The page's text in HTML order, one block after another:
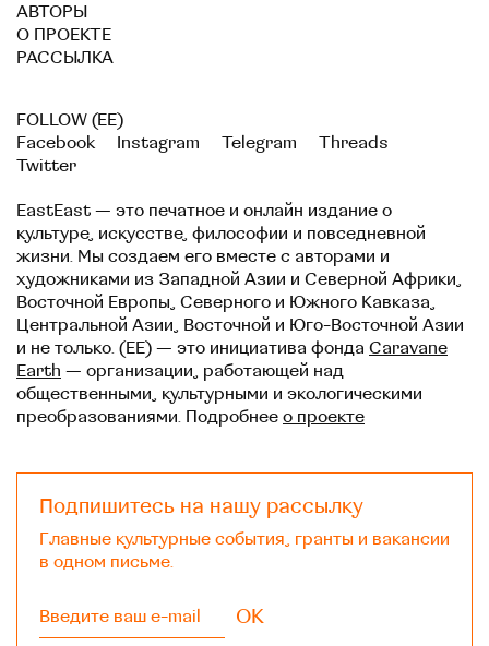
АВТОРЫ
О ПРОЕКТЕ
РАССЫЛКА
FOLLOW (EE)
Facebook
Instagram Telegram
Threads
Twitter
EastEast — это печатное и онлайн издание о
культуре, искусстве, философии и повседневной
жизни. Мы создаем его вместе с авторами и
художниками из Западной Азии и Северной Африки,
Восточной Европы, Северного и Южного Кавказа,
Центральной Азии, Восточной и Юго-Восточной Азии
и не только. (EE) — это инициатива фонда Caravane
Earth — организации, работающей над
общественными, культурными и экологическими
преобразованиями. Подробнее о проекте
Подпишитесь на нашу рассылку
Главные культурные события, гранты и вакансии
в одном письме.
OK